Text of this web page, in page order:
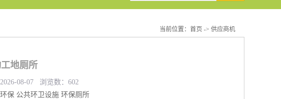
当前位置： 首页 -> 供应商机
地厕所
08-07 浏览数：602
环保 公共环卫设施 环保厕所